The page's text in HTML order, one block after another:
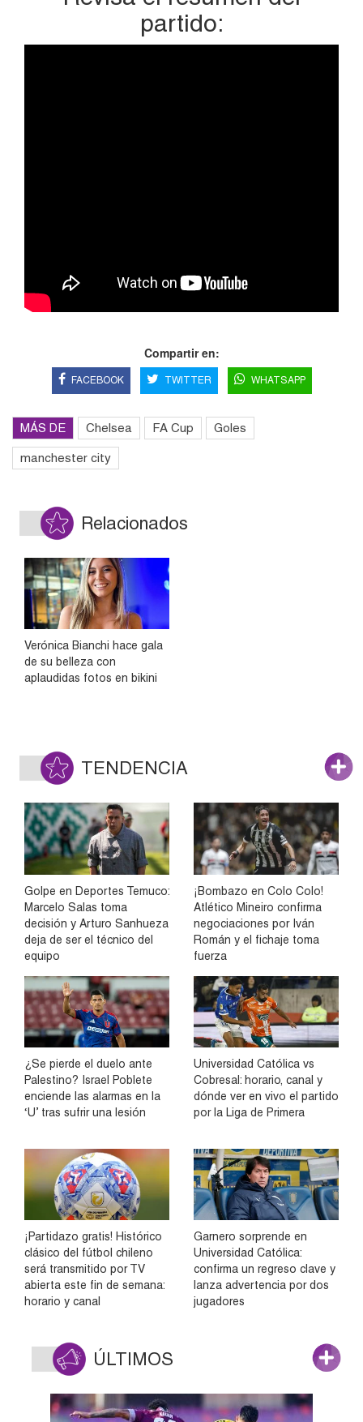
partido:
Compartir en:
FACEBOOK TWITTER WHATSAPP
MÁS DE Chelsea FA Cup Goles
manchester city
Relacionados
Verónica Bianchi hace gala
de su belleza con
aplaudidas fotos en bikini
TENDENCIA
Golpe en Deportes Temuco:
Marcelo Salas toma
decisión y Arturo Sanhueza
deja de ser el técnico del
equipo
¡Bombazo en Colo Colo!
Atlético Mineiro confirma
negociaciones por Iván
Román y el fichaje toma
fuerza
¿Se pierde el duelo ante
Palestino? Israel Poblete
enciende las alarmas en la
‘U’ tras sufrir una lesión
Universidad Católica vs
Cobresal: horario, canal y
dónde ver en vivo el partido
por la Liga de Primera
¡Partidazo gratis! Histórico
clásico del fútbol chileno
será transmitido por TV
abierta este fin de semana:
horario y canal
Garnero sorprende en
Universidad Católica:
confirma un regreso clave y
lanza advertencia por dos
jugadores
ÚLTIMOS